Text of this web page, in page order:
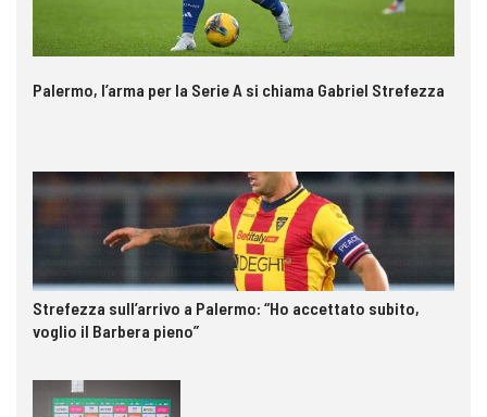
Palermo, l’arma per la Serie A si chiama Gabriel Strefezza
Strefezza sull’arrivo a Palermo: “Ho accettato subito,
voglio il Barbera pieno”